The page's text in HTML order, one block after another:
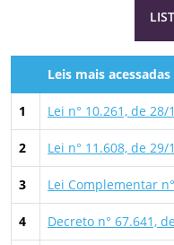
Leis mais acessadas
1 Lei n° 10.261, de 28/
2 Lei n° 11.608, de 29/
3 Lei Complementar
4 Decreto n° 67.641,